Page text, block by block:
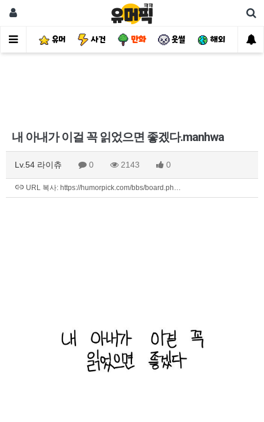
유머 사건 만화 웃썰 해외 핫
내 아내가 이걸 꼭 읽었으면 좋겠다.manhwa
Lv.54 라이츄 0 2143 0
URL 복사: https://humorpick.com/bbs/board.ph…